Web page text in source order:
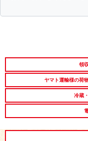
領
ヤマト運輸様の荷
冷蔵